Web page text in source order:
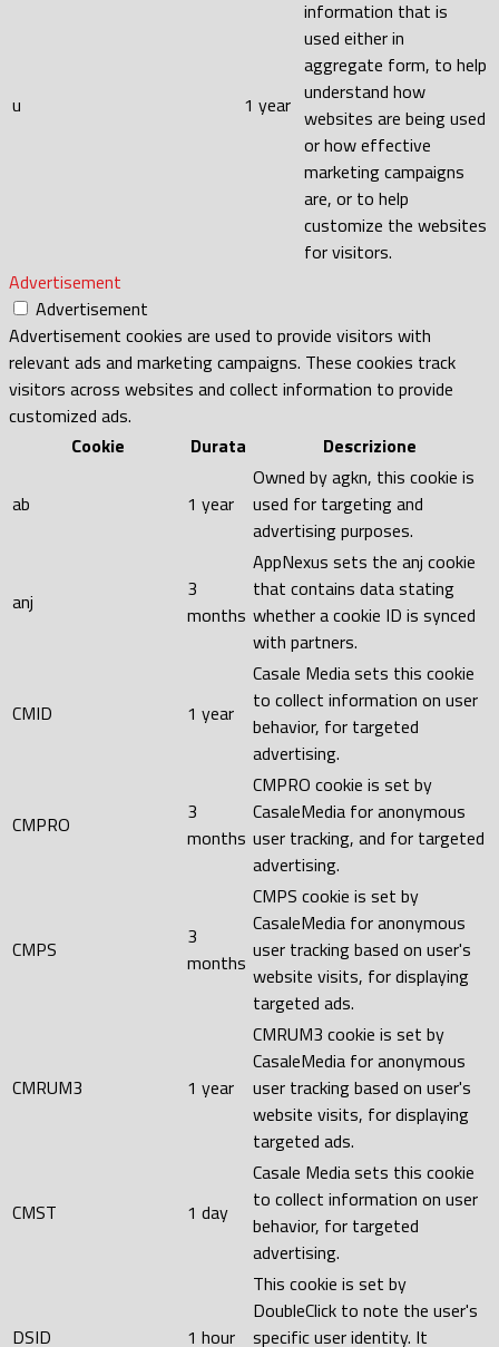
u 1 year
information that is
used either in
aggregate form, to help
understand how
websites are being used
or how effective
marketing campaigns
are, or to help
customize the websites
for visitors.
Advertisement
Advertisement
Advertisement cookies are used to provide visitors with
relevant ads and marketing campaigns. These cookies track
visitors across websites and collect information to provide
customized ads.
Cookie
Durata Descrizione
ab 1 year
Owned by agkn, this cookie is
used for targeting and
advertising purposes.
anj
3
months
AppNexus sets the anj cookie
that contains data stating
whether a cookie ID is synced
with partners.
CMID 1 year
Casale Media sets this cookie
to collect information on user
behavior, for targeted
advertising.
CMPRO
3
months
CMPRO cookie is set by
CasaleMedia for anonymous
user tracking, and for targeted
advertising.
CMPS
3
months
CMPS cookie is set by
CasaleMedia for anonymous
user tracking based on user's
website visits, for displaying
targeted ads.
CMRUM3 1 year
CMRUM3 cookie is set by
CasaleMedia for anonymous
user tracking based on user's
website visits, for displaying
targeted ads.
CMST 1 day
Casale Media sets this cookie
to collect information on user
behavior, for targeted
advertising.
DSID 1 hour
This cookie is set by
DoubleClick to note the user's
specific user identity. It